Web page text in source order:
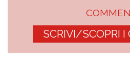
SCRIVI/SCOPRI I